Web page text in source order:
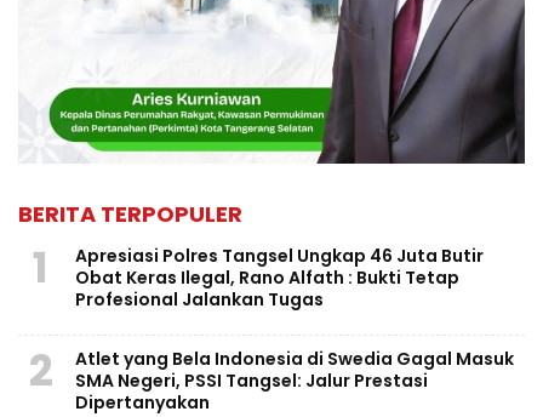
BERITA TERPOPULER
1
Apresiasi Polres Tangsel Ungkap 46 Juta Butir
Obat Keras Ilegal, Rano Alfath : Bukti Tetap
Profesional Jalankan Tugas
2
Atlet yang Bela Indonesia di Swedia Gagal Masuk
SMA Negeri, PSSI Tangsel: Jalur Prestasi
Dipertanyakan